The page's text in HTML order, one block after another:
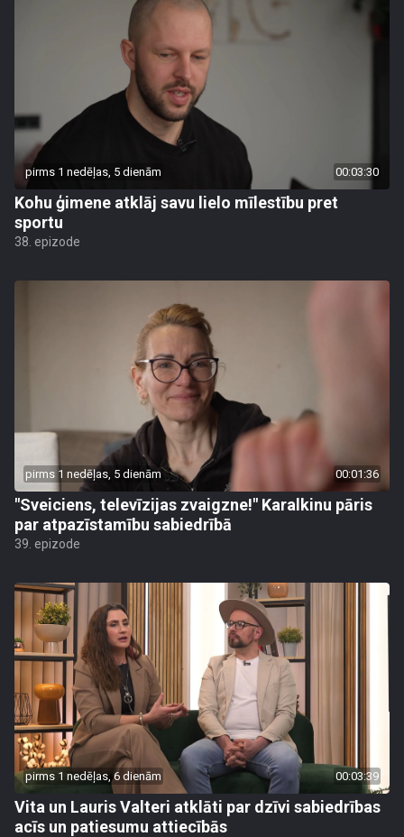
pirms 1 nedēļas, 5 dienām 00:03:30
Kohu ģimene atklāj savu lielo mīlestību pret
sportu
38. epizode
pirms 1 nedēļas, 5 dienām 00:01:36
"Sveiciens, televīzijas zvaigzne!" Karalkinu pāris
par atpazīstamību sabiedrībā
39. epizode
pirms 1 nedēļas, 6 dienām 00:03:39
Vita un Lauris Valteri atklāti par dzīvi sabiedrības
acīs un patiesumu attiecībās